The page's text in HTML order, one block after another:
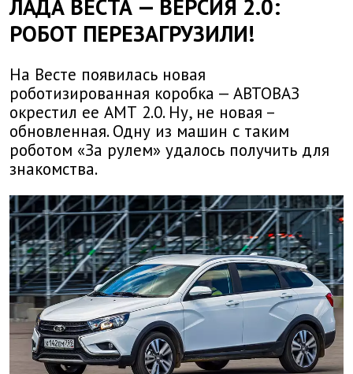
ЛАДА ВЕСТА — ВЕРСИЯ 2.0:
РОБОТ ПЕРЕЗАГРУЗИЛИ!
На Весте появилась новая
роботизированная коробка — АВТОВАЗ
окрестил ее АМТ 2.0. Ну, не новая –
обновленная. Одну из машин с таким
роботом «За рулем» удалось получить для
знакомства.